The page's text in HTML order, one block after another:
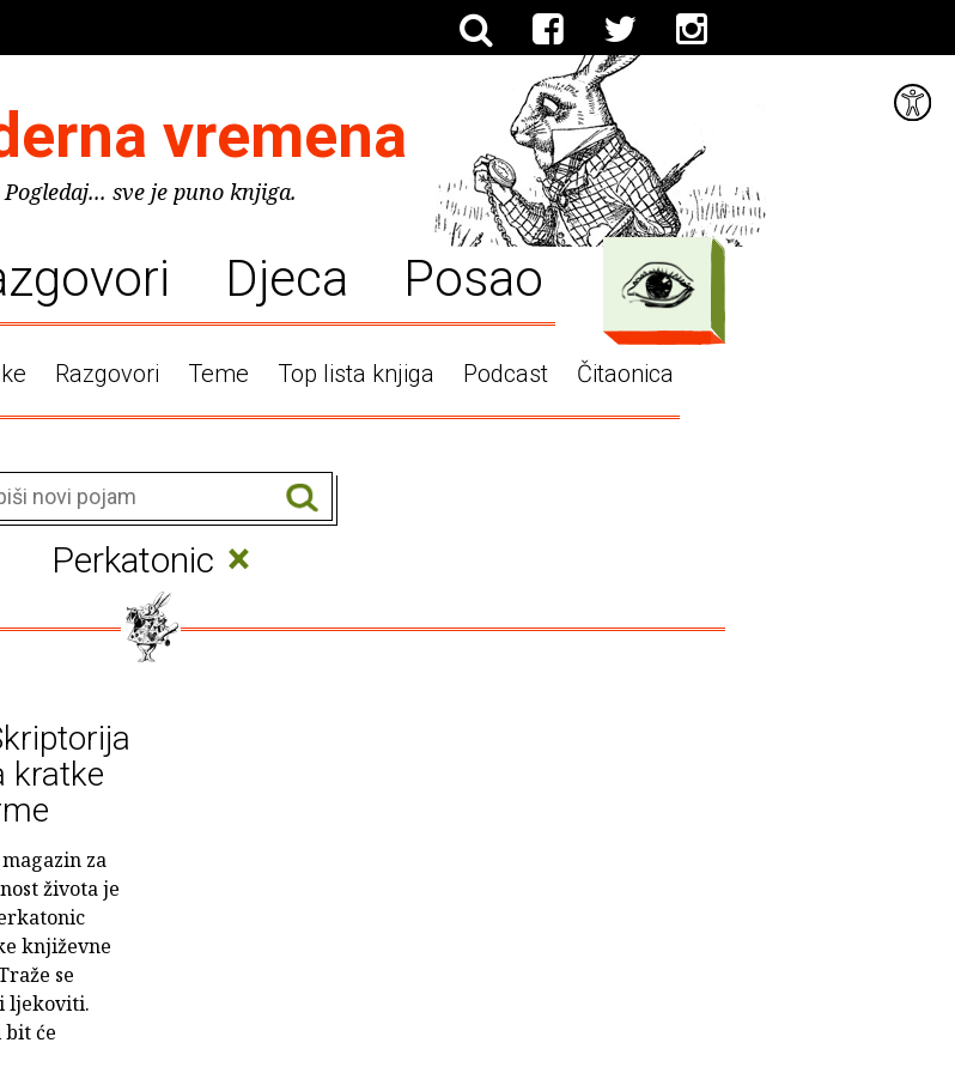
vremena
Pogledaj... sve je puno knjiga.
Djeca Posao
Razgovori Teme Top lista knjiga Podcast Čitaonica
Perkatonic ×
kratke
za
života je
književne
se
ljekoviti.
bit će